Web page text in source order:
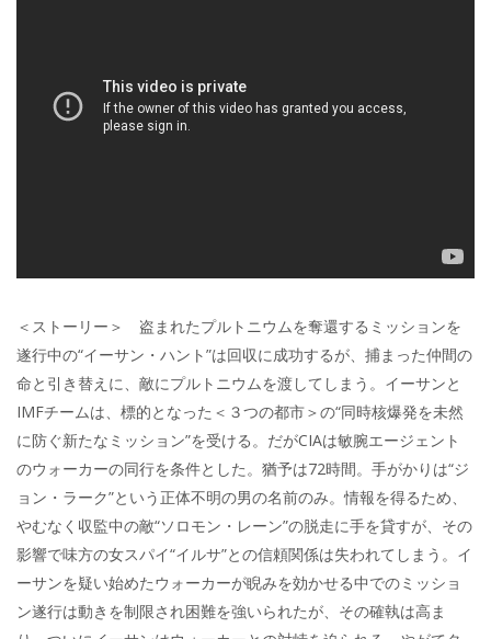
＜ストーリー＞ 盗まれたプルトニウムを奪還するミッションを
遂行中の“イーサン・ハント”は回収に成功するが、捕まった仲間の
命と引き替えに、敵にプルトニウムを渡してしまう。イーサンと
IMFチームは、標的となった＜３つの都市＞の“同時核爆発を未然
に防ぐ新たなミッション”を受ける。だがCIAは敏腕エージェント
のウォーカーの同行を条件とした。猶予は72時間。手がかりは“ジ
ョン・ラーク”という正体不明の男の名前のみ。情報を得るため、
やむなく収監中の敵“ソロモン・レーン”の脱走に手を貸すが、その
影響で味方の女スパイ“イルサ”との信頼関係は失われてしまう。イ
ーサンを疑い始めたウォーカーが睨みを効かせる中でのミッショ
ン遂行は動きを制限され困難を強いられたが、その確執は高ま